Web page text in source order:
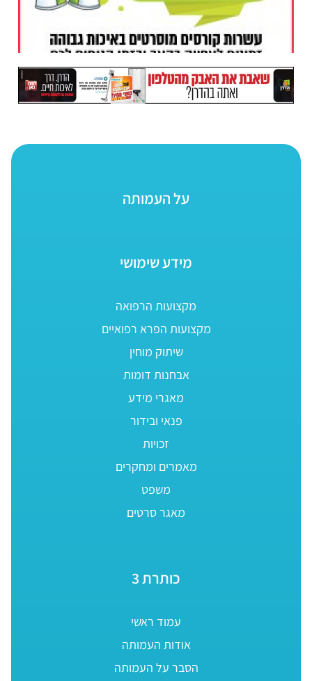
על העמותה
מידע שימושי
מקצועות הרפואה
מקצועות הפרא רפואיים
שיתוק מוחין
אבחנות דומות
מאגרי מידע
פנאי ובידור
זכויות
מאמרים ומחקרים
משפט
מאגר סרטים
כותרת 3
עמוד ראשי
אודות העמותה
הסבר על העמותה